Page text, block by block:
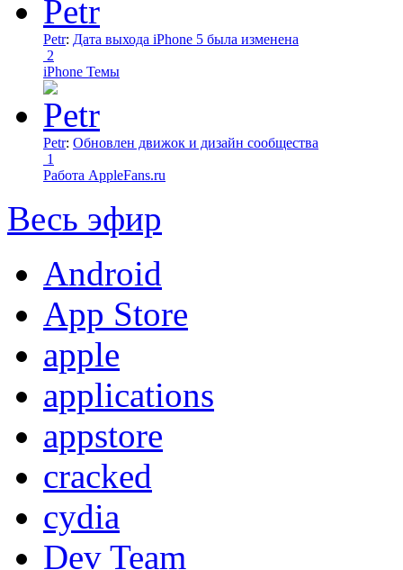
Petr: Дата выхода iPhone 5 была изменена
2
iPhone Темы
Petr: Обновлен движок и дизайн сообщества
1
Работа AppleFans.ru
Весь эфир
Android
App Store
apple
applications
appstore
cracked
cydia
Dev Team